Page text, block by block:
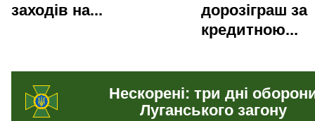
заходів на...
дорозіграш за
кредитною...
Нескорені: три дні
Луганського загону